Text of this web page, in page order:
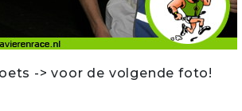
-> voor de volgende foto!